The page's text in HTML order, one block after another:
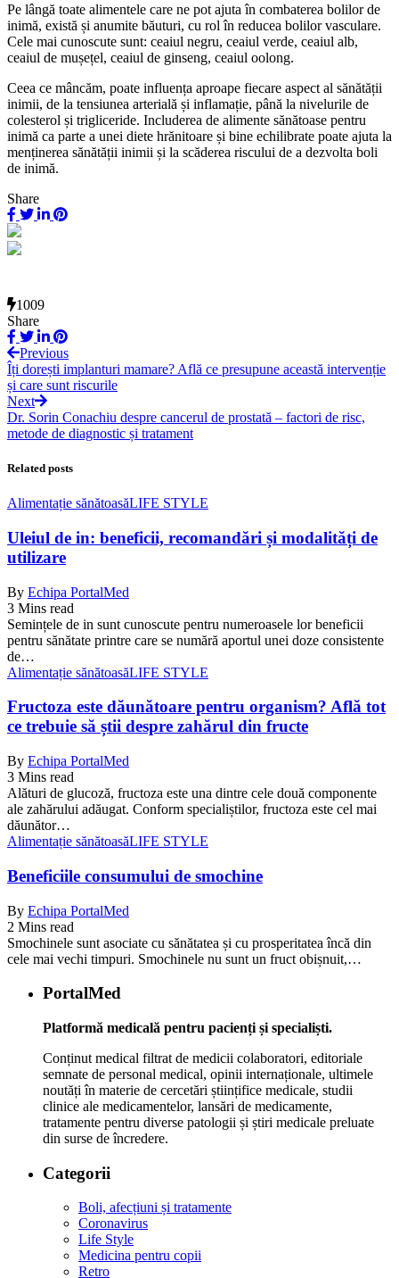
Pe lângă toate alimentele care ne pot ajuta în combaterea bolilor de
inimă, există și anumite băuturi, cu rol în reducea bolilor vasculare.
Cele mai cunoscute sunt: ceaiul negru, ceaiul verde, ceaiul alb,
ceaiul de mușețel, ceaiul de ginseng, ceaiul oolong.
Ceea ce mâncăm, poate influența aproape fiecare aspect al sănătății
inimii, de la tensiunea arterială și inflamație, până la nivelurile de
colesterol și trigliceride. Includerea de alimente sănătoase pentru
inimă ca parte a unei diete hrănitoare și bine echilibrate poate ajuta la
menținerea sănătății inimii și la scăderea riscului de a dezvolta boli
de inimă.
Share
1009
Share
Previous
Îți dorești implanturi mamare? Află ce presupune această intervenție
și care sunt riscurile
Next
Dr. Sorin Conachiu despre cancerul de prostată – factori de risc,
metode de diagnostic și tratament
Related posts
Alimentație sănătoasăLIFE STYLE
Uleiul de in: beneficii, recomandări și modalități de
utilizare
By Echipa PortalMed
3 Mins read
Semințele de in sunt cunoscute pentru numeroasele lor beneficii
pentru sănătate printre care se numără aportul unei doze consistente
de…
Alimentație sănătoasăLIFE STYLE
Fructoza este dăunătoare pentru organism? Află tot
ce trebuie să știi despre zahărul din fructe
By Echipa PortalMed
3 Mins read
Alături de glucoză, fructoza este una dintre cele două componente
ale zahărului adăugat. Conform specialiștilor, fructoza este cel mai
dăunător…
Alimentație sănătoasăLIFE STYLE
Beneficiile consumului de smochine
By Echipa PortalMed
2 Mins read
Smochinele sunt asociate cu sănătatea și cu prosperitatea încă din
cele mai vechi timpuri. Smochinele nu sunt un fruct obișnuit,…
PortalMed
Platformă medicală pentru pacienți și specialiști.
Conținut medical filtrat de medicii colaboratori, editoriale
semnate de personal medical, opinii internaționale, ultimele
noutăți în materie de cercetări științifice medicale, studii
clinice ale medicamentelor, lansări de medicamente,
tratamente pentru diverse patologii și știri medicale preluate
din surse de încredere.
Categorii
Boli, afecțiuni și tratamente
Coronavirus
Life Style
Medicina pentru copii
Retro